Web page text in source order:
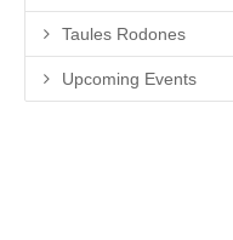
Taules Rodones
Upcoming Events